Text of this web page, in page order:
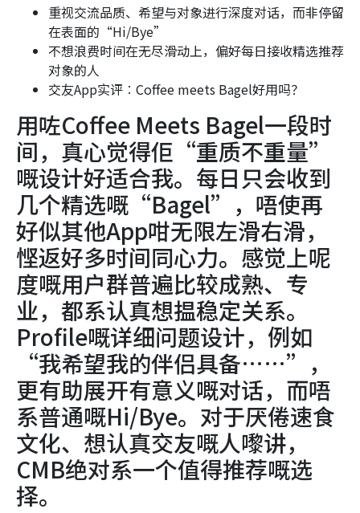
重视交流品质、希望与对象进行深度对话，而非停留
在表面的“Hi/Bye”
不想浪费时间在无尽滑动上，偏好每日接收精选推荐
对象的人
交友App实评︰Coffee meets Bagel好用吗？
用咗Coffee Meets Bagel一段时
间，真心觉得佢“重质不重量”
嘅设计好适合我。每日只会收到
几个精选嘅“Bagel”，唔使再
好似其他App咁无限左滑右滑，
悭返好多时间同心力。感觉上呢
度嘅用户群普遍比较成熟、专
业，都系认真想揾稳定关系。
Profile嘅详细问题设计，例如
“我希望我的伴侣具备……”，
更有助展开有意义嘅对话，而唔
系普通嘅Hi/Bye。对于厌倦速食
文化、想认真交友嘅人嚟讲，
CMB绝对系一个值得推荐嘅选
择。